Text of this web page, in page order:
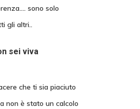
sono solo
gli altri..
sei viva
che ti sia piaciuto
non è stato un calcolo